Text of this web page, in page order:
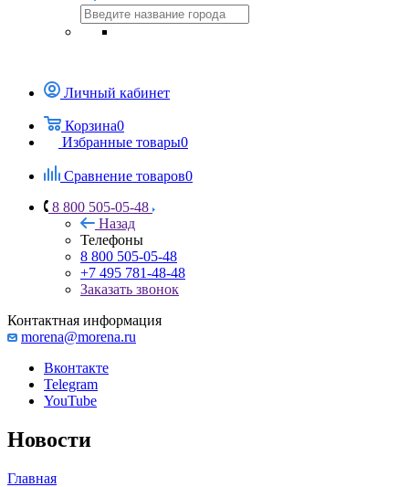
Личный кабинет
Корзина0
Избранные товары0
Сравнение товаров0
8 800 505-05-48
Назад
Телефоны
8 800 505-05-48
+7 495 781-48-48
Заказать звонок
Контактная информация
morena@morena.ru
Вконтакте
Telegram
YouTube
Новости
Главная